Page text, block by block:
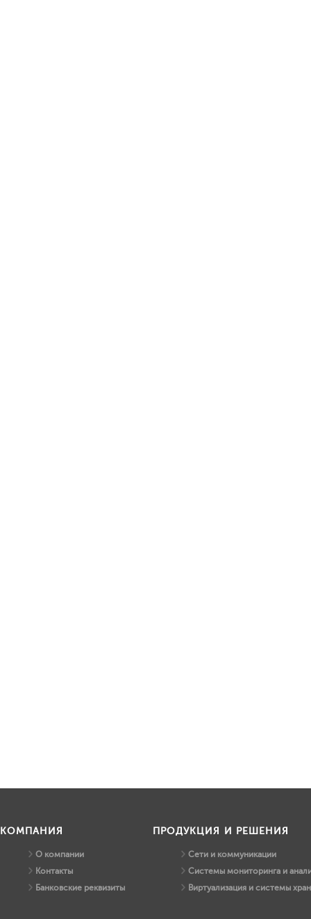
КОМПАНИЯ
О компании
Контакты
Банковские реквизиты
ПРОДУКЦИЯ И РЕШЕНИЯ
Сети и коммуникации
Системы мониторинга и
Виртуализация и системы